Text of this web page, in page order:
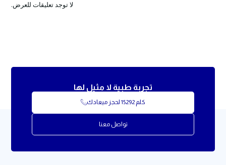
لا توجد تعليقات للعرض.
تجربة طبية لا مثيل لها
كلم 15292 لحجز ميعادك
تواصل معنا